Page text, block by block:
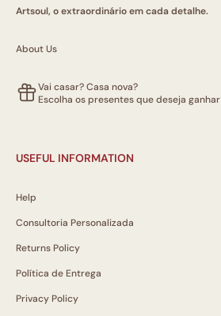
Artsoul, o extraordinário em cada detalhe.
About Us
Vai casar? Casa nova?
Escolha os presentes que deseja ganhar
USEFUL INFORMATION
Help
Consultoria Personalizada
Returns Policy
Política de Entrega
Privacy Policy